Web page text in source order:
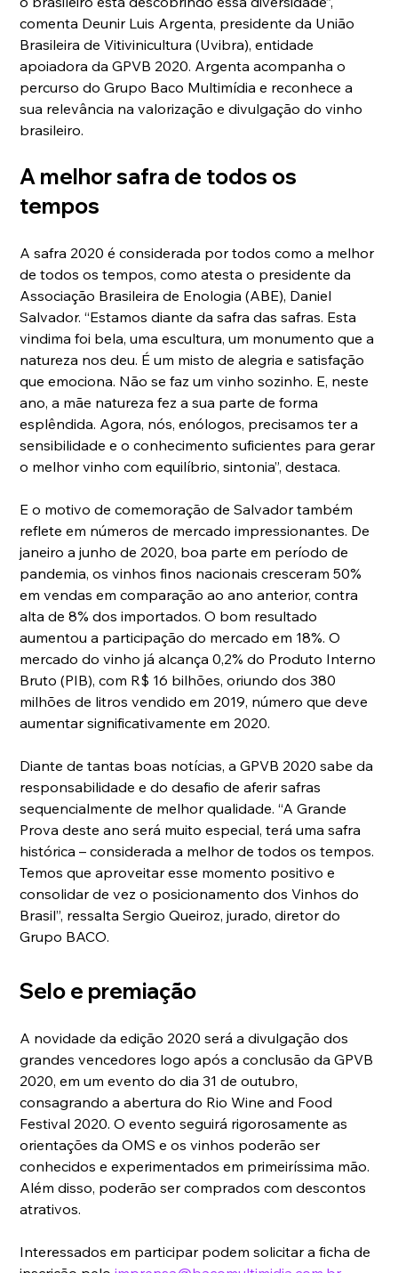
comenta Deunir Luis Argenta, presidente da União
Brasileira de Vitivinicultura (Uvibra), entidade
apoiadora da GPVB 2020. Argenta acompanha o
percurso do Grupo Baco Multimídia e reconhece a
sua relevância na valorização e divulgação do vinho
brasileiro.
A melhor safra de todos os
tempos
A safra 2020 é considerada por todos como a melhor
de todos os tempos, como atesta o presidente da
Associação Brasileira de Enologia (ABE), Daniel
Salvador. “Estamos diante da safra das safras. Esta
vindima foi bela, uma escultura, um monumento que a
natureza nos deu. É um misto de alegria e satisfação
que emociona. Não se faz um vinho sozinho. E, neste
ano, a mãe natureza fez a sua parte de forma
esplêndida. Agora, nós, enólogos, precisamos ter a
sensibilidade e o conhecimento suficientes para gerar
o melhor vinho com equilíbrio, sintonia”, destaca.
E o motivo de comemoração de Salvador também
reflete em números de mercado impressionantes. De
janeiro a junho de 2020, boa parte em período de
pandemia, os vinhos finos nacionais cresceram 50%
em vendas em comparação ao ano anterior, contra
alta de 8% dos importados. O bom resultado
aumentou a participação do mercado em 18%. O
mercado do vinho já alcança 0,2% do Produto Interno
Bruto (PIB), com R$ 16 bilhões, oriundo dos 380
milhões de litros vendido em 2019, número que deve
aumentar significativamente em 2020.
Diante de tantas boas notícias, a GPVB 2020 sabe da
responsabilidade e do desafio de aferir safras
sequencialmente de melhor qualidade. “A Grande
Prova deste ano será muito especial, terá uma safra
histórica – considerada a melhor de todos os tempos.
Temos que aproveitar esse momento positivo e
consolidar de vez o posicionamento dos Vinhos do
Brasil”, ressalta Sergio Queiroz, jurado, diretor do
Grupo BACO.
Selo e premiação
A novidade da edição 2020 será a divulgação dos
grandes vencedores logo após a conclusão da GPVB
2020, em um evento do dia 31 de outubro,
consagrando a abertura do Rio Wine and Food
Festival 2020. O evento seguirá rigorosamente as
orientações da OMS e os vinhos poderão ser
conhecidos e experimentados em primeiríssima mão.
Além disso, poderão ser comprados com descontos
atrativos.
Interessados em participar podem solicitar a ficha de